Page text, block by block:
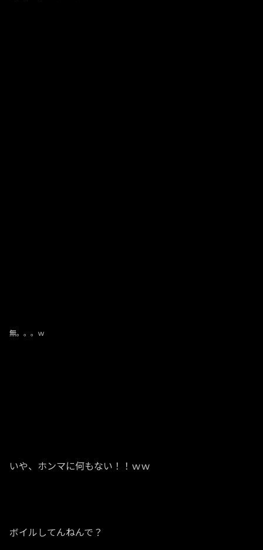
無。。。ｗ
いや、ホンマに何もない！！ｗｗ
ボイルしてんねんで？